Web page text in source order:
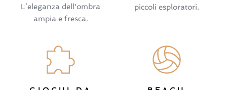
L’eleganza dell'ombra
ampia e fresca.
piccoli esploratori.